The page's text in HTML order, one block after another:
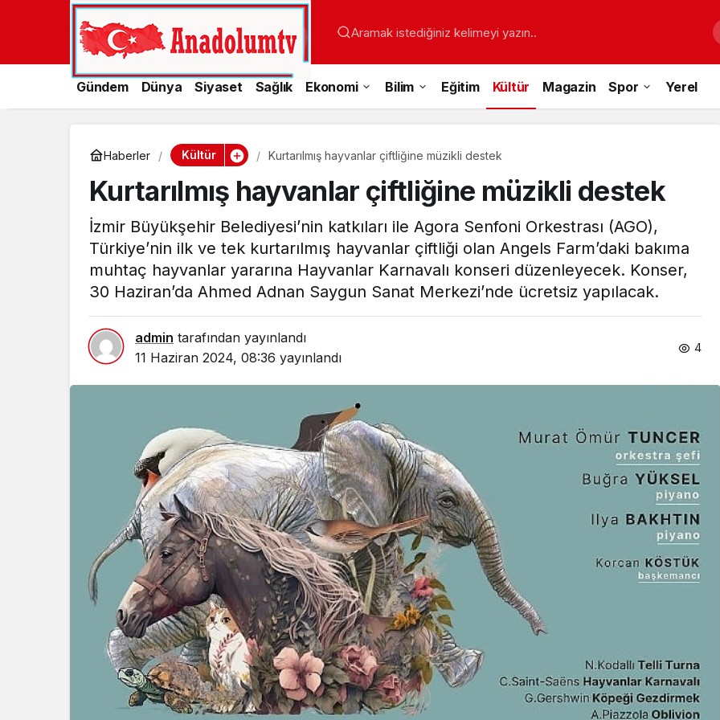
Aramak istediğiniz kelimeyi yazın..
Gündem Dünya Siyaset Sağlık Ekonomi Bilim Eğitim Kültür Magazin Spor Yerel
Haberler Kültür Kurtarılmış hayvanlar çiftliğine müzikli destek
Kurtarılmış hayvanlar çiftliğine müzikli destek
İzmir Büyükşehir Belediyesi’nin katkıları ile Agora Senfoni Orkestrası (AGO),
Türkiye’nin ilk ve tek kurtarılmış hayvanlar çiftliği olan Angels Farm’daki bakıma
muhtaç hayvanlar yararına Hayvanlar Karnavalı konseri düzenleyecek. Konser,
30 Haziran’da Ahmed Adnan Saygun Sanat Merkezi’nde ücretsiz yapılacak.
admin tarafından yayınlandı
11 Haziran 2024, 08:36 yayınlandı
4
Türkiye’nin En Uzun
Maratonu Başladı
Tarım ve Gıdada Akıllı
Dönem Başladı!